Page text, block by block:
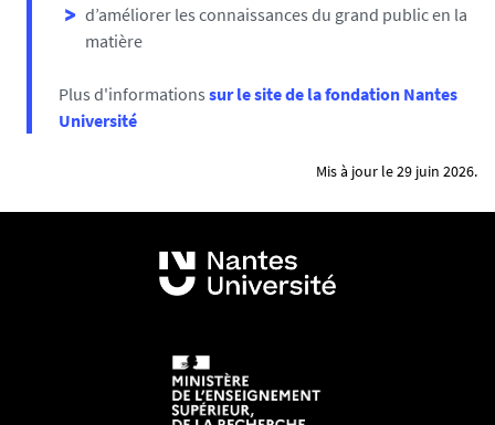
d’améliorer les connaissances du grand public en la
matière
Plus d'informations sur le site de la fondation Nantes
Université
Mis à jour le 29 juin 2026.